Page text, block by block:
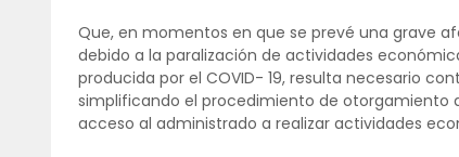
Que, en momentos en que se prevé una grave
debido a la paralización de actividades
producida por el COVID- 19, resulta necesario
simplificando el procedimiento de otorgamiento
acceso al administrado a realizar actividades